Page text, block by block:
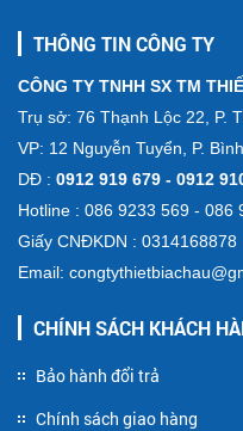
THÔNG TIN CÔNG TY
CÔNG TY TNHH SX TM
Trụ sở: 76 Thạnh Lộc 22, P.
VP: 12 Nguyễn Tuyển, P.
DĐ : 0912 919 679 - 0912
Hotline : 086 9233 569 - 086
Giấy CNĐKDN : 0314168878
Email:
CHÍNH SÁCH KHÁCH
Bảo hành đổi trả
Chính sách giao hàng